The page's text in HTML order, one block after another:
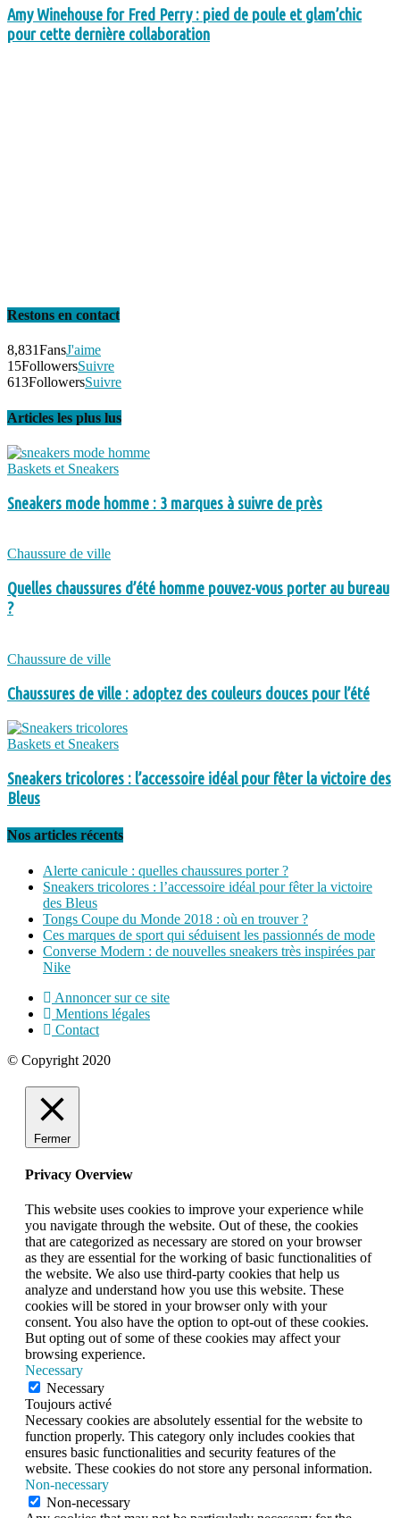
Amy Winehouse for Fred Perry : pied de poule et glam’chic
pour cette dernière collaboration
Restons en contact
8,831FansJ'aime
15FollowersSuivre
613FollowersSuivre
Articles les plus lus
Baskets et Sneakers
Sneakers mode homme : 3 marques à suivre de près
Chaussure de ville
Quelles chaussures d’été homme pouvez-vous porter au bureau
?
Chaussure de ville
Chaussures de ville : adoptez des couleurs douces pour l’été
Baskets et Sneakers
Sneakers tricolores : l’accessoire idéal pour fêter la victoire des
Bleus
Nos articles récents
Alerte canicule : quelles chaussures porter ?
Sneakers tricolores : l’accessoire idéal pour fêter la victoire
des Bleus
Tongs Coupe du Monde 2018 : où en trouver ?
Ces marques de sport qui séduisent les passionnés de mode
Converse Modern : de nouvelles sneakers très inspirées par
Nike
Annoncer sur ce site
Mentions légales
Contact
© Copyright 2020
Fermer
Privacy Overview
This website uses cookies to improve your experience while
you navigate through the website. Out of these, the cookies
that are categorized as necessary are stored on your browser
as they are essential for the working of basic functionalities of
the website. We also use third-party cookies that help us
analyze and understand how you use this website. These
cookies will be stored in your browser only with your
consent. You also have the option to opt-out of these cookies.
But opting out of some of these cookies may affect your
browsing experience.
Necessary
Necessary
Toujours activé
Necessary cookies are absolutely essential for the website to
function properly. This category only includes cookies that
ensures basic functionalities and security features of the
website. These cookies do not store any personal information.
Non-necessary
Non-necessary